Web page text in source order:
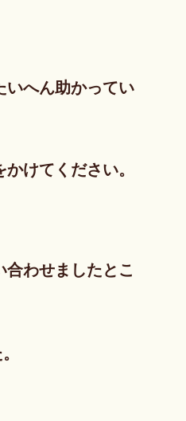
いへん助かってい
けてください。
わせましたとこ